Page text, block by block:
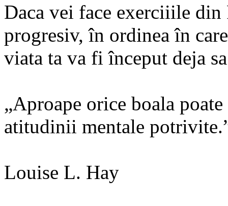
Daca vei face exerciiile
progresiv, în ordinea în
viata ta va fi început deja
„Aproape orice boala
atitudinii mentale
Louise L. Hay